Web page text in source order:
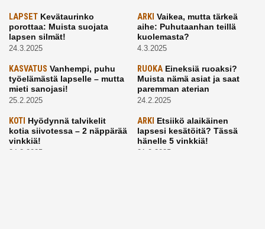
LAPSET Kevätaurinko
porottaa: Muista suojata
lapsen silmät!
24.3.2025
ARKI Vaikea, mutta tärkeä
aihe: Puhutaanhan teillä
kuolemasta?
4.3.2025
KASVATUS Vanhempi, puhu
työelämästä lapselle – mutta
mieti sanojasi!
25.2.2025
RUOKAEineksiä ruoaksi?
Muista nämä asiat ja saat
paremman aterian
24.2.2025
KOTI Hyödynnä talvikelit
kotia siivotessa – 2 näppärää
vinkkiä!
24.2.2025
ARKI Etsiikö alaikäinen
lapsesi kesätöitä? Tässä
hänelle 5 vinkkiä!
21.2.2025